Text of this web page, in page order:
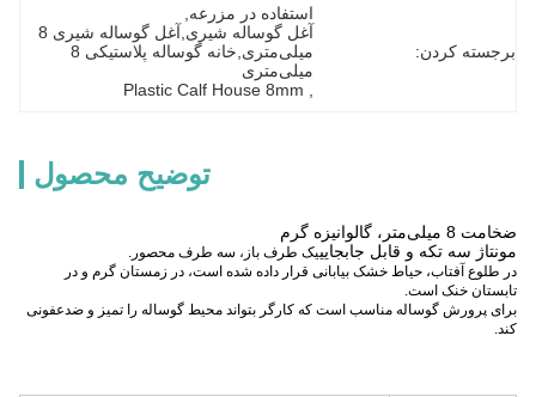
برجسته کردن:
استفاده در مزرعه
میلی‌متری
Plastic Calf House 8mm
توضیح محصول
ضخامت 8 میلی‌متر، گالوانیزه گرم
مونتاژ سه تکه و قابل جابجایییک طرف باز، سه طرف محصور.
در طلوع آفتاب، حیاط خشک بیابانی قرار داده شده است، در زمستان گرم و در
تابستان خنک است.
برای پرورش گوساله مناسب است که کارگر بتواند محیط گوساله را تمیز و ضدعفونی
کند.